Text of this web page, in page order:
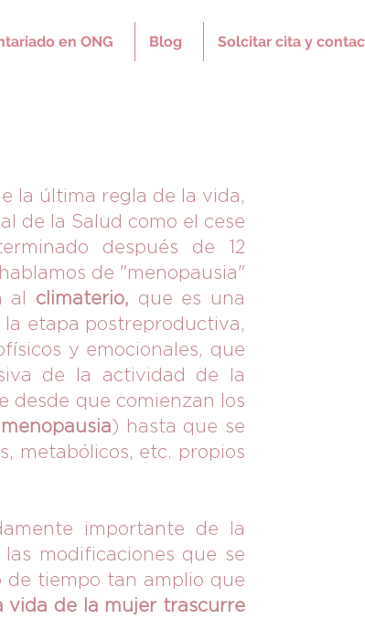
en ONG Blog Solcitar cita y
la última regla de la vida,
de la Salud como el cese
después de 12
de "menopausia"
al climaterio, que es una
etapa postreproductiva,
y emocionales, que
de la actividad de la
desde que comienzan los
) hasta que se
metabólicos, etc. propios
importante de la
modificaciones que se
de tiempo tan amplio que
vida de la mujer trascurre